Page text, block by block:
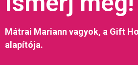
Mátrai Mariann vagyok, a Gift
alapítója.